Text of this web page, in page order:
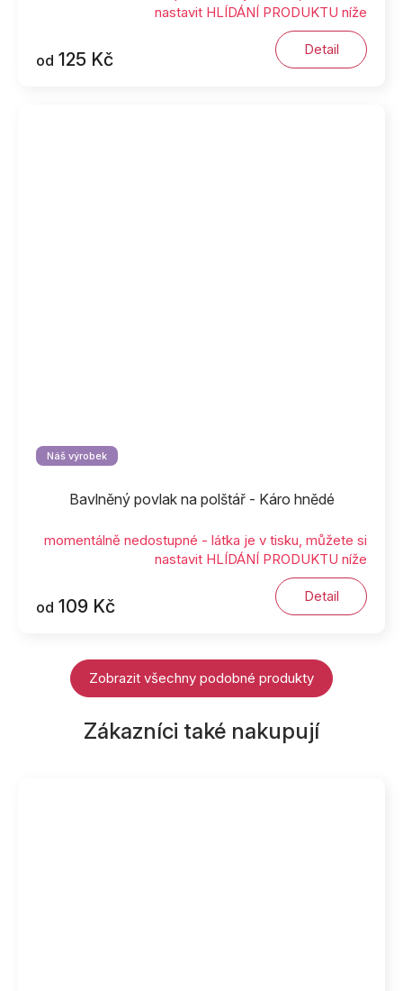
nastavit HLÍDÁNÍ PRODUKTU níže
od 125 Kč Detail
Náš výrobek
Bavlněný povlak na polštář - Káro hnědé
momentálně nedostupné - látka je v tisku, můžete si
nastavit HLÍDÁNÍ PRODUKTU níže
od 109 Kč Detail
Zobrazit všechny podobné produkty
Zákazníci také nakupují